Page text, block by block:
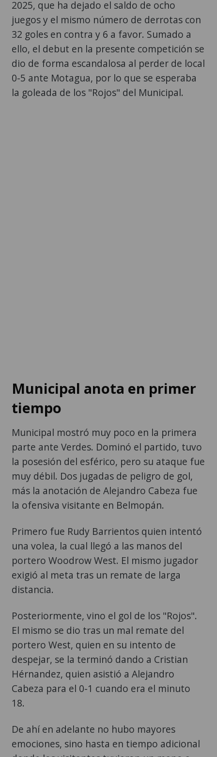
2025, que ha dejado el saldo de ocho
juegos y el mismo número de derrotas con
32 goles en contra y 6 a favor. Sumado a
ello, el debut en la presente competición se
dio de forma escandalosa al perder de local
0-5 ante Motagua, por lo que se esperaba
la goleada de los "Rojos" del Municipal.
Municipal anota en primer
tiempo
Municipal mostró muy poco en la primera
parte ante Verdes. Dominó el partido, tuvo
la posesión del esférico, pero su ataque fue
muy débil. Dos jugadas de peligro de gol,
más la anotación de Alejandro Cabeza fue
la ofensiva visitante en Belmopán.
Primero fue Rudy Barrientos quien intentó
una volea, la cual llegó a las manos del
portero Woodrow West. El mismo jugador
exigió al meta tras un remate de larga
distancia.
Posteriormente, vino el gol de los "Rojos".
El mismo se dio tras un mal remate del
portero West, quien en su intento de
despejar, se la terminó dando a Cristian
Hérnandez, quien asistió a Alejandro
Cabeza para el 0-1 cuando era el minuto
18.
De ahí en adelante no hubo mayores
emociones, sino hasta en tiempo adicional